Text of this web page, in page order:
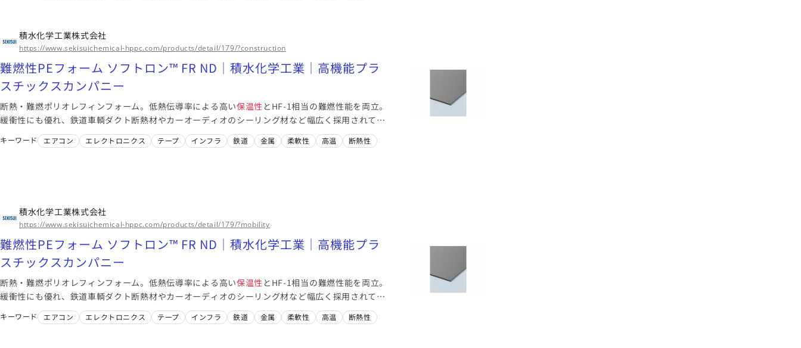
積水化学工業株式会社
https://www.sekisuichemical-hppc.com/products/detail/179/?construction
難燃性PEフォーム ソフトロン™ FR ND｜積水化学工業｜高機能プラ
スチックスカンパニー
断熱・難燃ポリオレフィンフォーム。低熱伝導率による高い保温性 とHF-1相当の難燃性能を両立。
緩衝性にも優れ、鉄道車輌ダクト断熱材やカーオーディオのシーリング材など幅広く採用されてい
キーワード エアコン エレクトロニクス テープ インフラ 鉄道 金属 柔軟性 高温 断熱性
積水化学工業株式会社
https://www.sekisuichemical-hppc.com/products/detail/179/?mobility
難燃性PEフォーム ソフトロン™ FR ND｜積水化学工業｜高機能プラ
スチックスカンパニー
断熱・難燃ポリオレフィンフォーム。低熱伝導率による高い保温性 とHF-1相当の難燃性能を両立。
緩衝性にも優れ、鉄道車輌ダクト断熱材やカーオーディオのシーリング材など幅広く採用されてい
キーワード エアコン エレクトロニクス テープ インフラ 鉄道 金属 柔軟性 高温 断熱性